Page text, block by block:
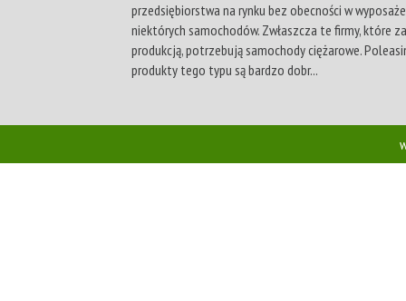
przedsiębiorstwa na rynku bez obecności w
niektórych samochodów. Zwłaszcza te firmy, które
produkcją, potrzebują samochody ciężarowe.
produkty tego typu są bardzo dobr...